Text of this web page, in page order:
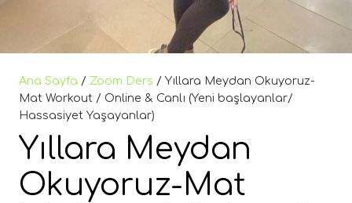
Ana Sayfa / Zoom Ders / Yıllara Meydan Okuyoruz-
Mat Workout / Online & Canlı (Yeni başlayanlar/
Hassasiyet Yaşayanlar)
Yıllara Meydan
Okuyoruz-Mat